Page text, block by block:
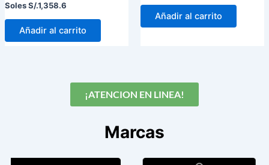
Soles S/.1,358.6
Añadir al carrito
Añadir al carrito
¡ATENCION EN LINEA!
Marcas